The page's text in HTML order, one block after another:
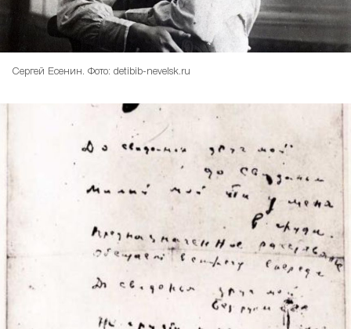
Сергей Есенин. Фото: detibib-nevelsk.ru